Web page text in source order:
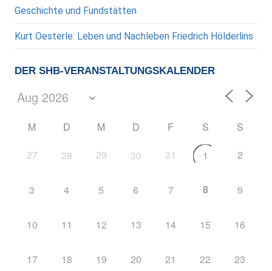
Geschichte und Fundstätten
Kurt Oesterle: Leben und Nachleben Friedrich Hölderlins
DER SHB-VERANSTALTUNGSKALENDER
M D M D F S S
27 28 29 30 31 1 2
3 4 5 6 7 8 9
10 11 12 13 14 15 16
17 18 19 20 21 22 23